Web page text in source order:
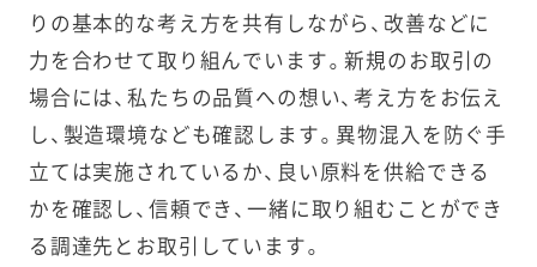
りの基本的な考え方を共有しながら、改善などに
力を合わせて取り組んでいます。新規のお取引の
場合には、私たちの品質への想い、考え方をお伝え
し、製造環境なども確認します。異物混入を防ぐ手
立ては実施されているか、良い原料を供給できる
かを確認し、信頼でき、一緒に取り組むことができ
る調達先とお取引しています。